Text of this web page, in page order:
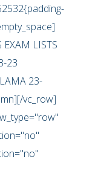
LISTS
23
23-
vc_row]